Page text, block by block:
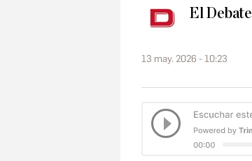
El Debate
13 may. 2026 - 10:23